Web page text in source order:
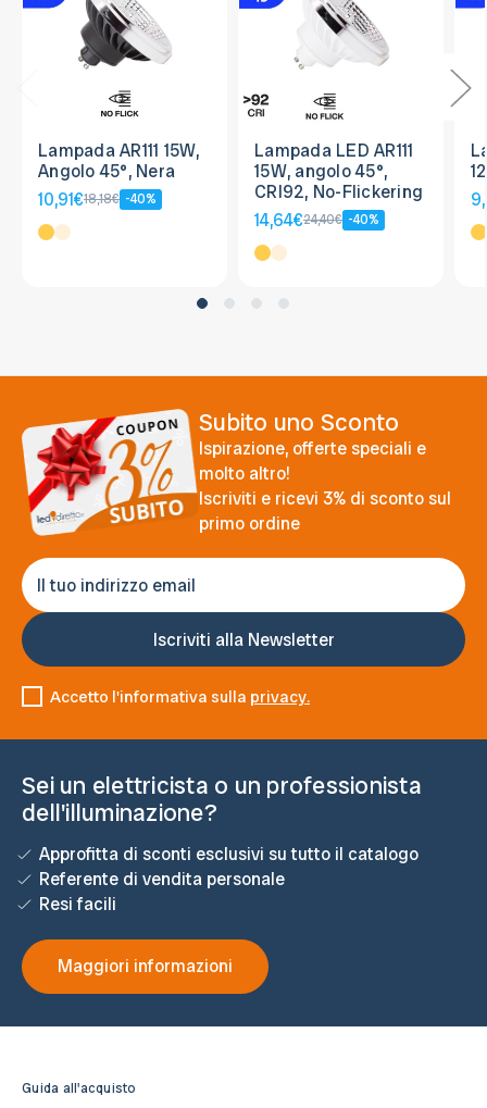
Lampada AR111 15W,
Angolo 45°, Nera
10,91€18,18€ -40%
Lampada LED AR111
15W, angolo 45°,
CRI92, No-Flickering
14,64€24,40€ -40%
Subito uno Sconto
Ispirazione, offerte speciali e
molto altro!
Iscriviti e ricevi 3% di sconto sul
primo ordine
Accetto l'informativa sulla privacy.
Sei un elettricista o un professionista
dell'illuminazione?
Approfitta di sconti esclusivi su tutto il catalogo
Referente di vendita personale
Resi facili
Maggiori informazioni
Guida all'acquisto